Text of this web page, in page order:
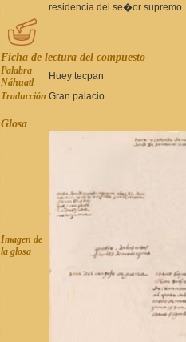
residencia del se�or supremo.
Ficha de lectura del compuesto
Palabra
Náhuatl
Huey tecpan
Traducción Gran palacio
Glosa
Imagen de
la glosa